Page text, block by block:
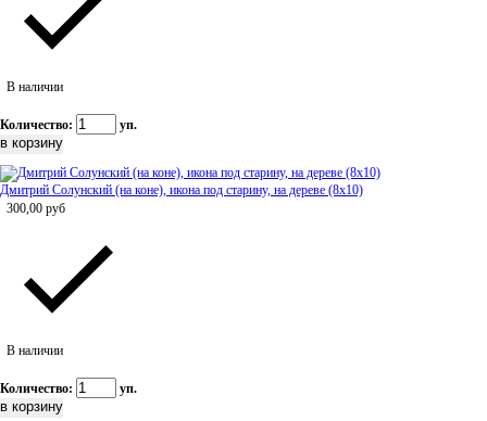
В наличии
Количество: уп.
Дмитрий Солунский (на коне), икона под старину, на дереве (8x10)
300,00 руб
В наличии
Количество: уп.